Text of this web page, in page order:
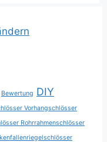
Bewertung DIY
Vorhangschlösser
Rohrrahmenschlösser